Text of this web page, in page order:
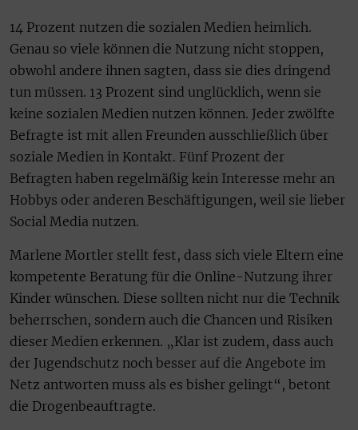
14 Prozent nutzen die sozialen Medien heimlich.
Genau so viele können die Nutzung nicht stoppen,
obwohl andere ihnen sagten, dass sie dies dringend
tun müssen. 13 Prozent sind unglücklich, wenn sie
keine sozialen Medien nutzen können. Jeder zwölfte
Befragte ist mit allen Freunden ausschließlich über
soziale Medien in Kontakt. Fünf Prozent der
Befragten haben regelmäßig kein Interesse mehr an
Hobbys oder anderen Beschäftigungen, weil sie lieber
Social Media nutzen.
Marlene Mortler stellt fest, dass sich viele Eltern eine
kompetente Beratung für die Online-Nutzung ihrer
Kinder wünschen. Diese sollten nicht nur die Technik
beherrschen, sondern auch die Chancen und Risiken
dieser Medien erkennen. „Klar ist zudem, dass auch
der Jugendschutz noch besser auf die Angebote im
Netz antworten muss als es bisher gelingt“, betont
die Drogenbeauftragte.